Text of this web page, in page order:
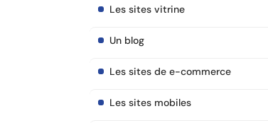
Les sites vitrine
Un blog
Les sites de e-commerce
Les sites mobiles